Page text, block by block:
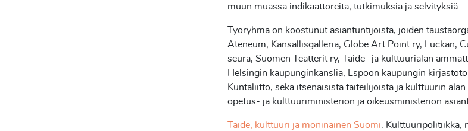
muun muassa indikaattoreita, tutkimuksia ja selvityksiä.
Työryhmä on koostunut asiantuntijoista, joiden
Ateneum, Kansallisgalleria, Globe Art Point ry, Luckan,
seura, Suomen Teatterit ry, Taide- ja kulttuurialan
Helsingin kaupunginkanslia, Espoon kaupungin
Kuntaliitto, sekä itsenäisistä taiteilijoista ja kulttuurin
opetus- ja kulttuuriministeriön ja oikeusministeriön
Taide, kulttuuri ja moninainen Suomi. Kulttuuripolitiikka,